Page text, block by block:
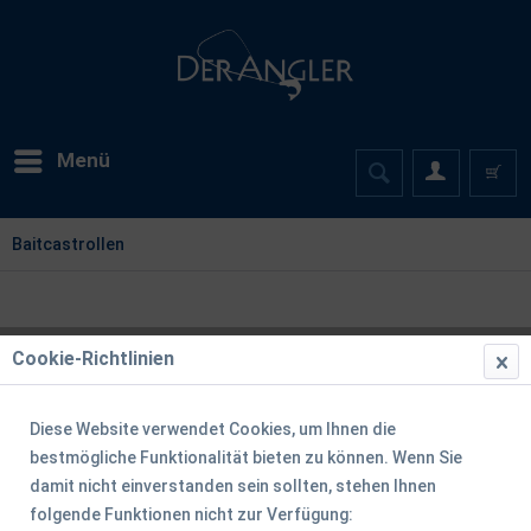
Menü
Baitcastrollen
Cookie-Richtlinien
Diese Website verwendet Cookies, um Ihnen die
bestmögliche Funktionalität bieten zu können. Wenn Sie
damit nicht einverstanden sein sollten, stehen Ihnen
folgende Funktionen nicht zur Verfügung: